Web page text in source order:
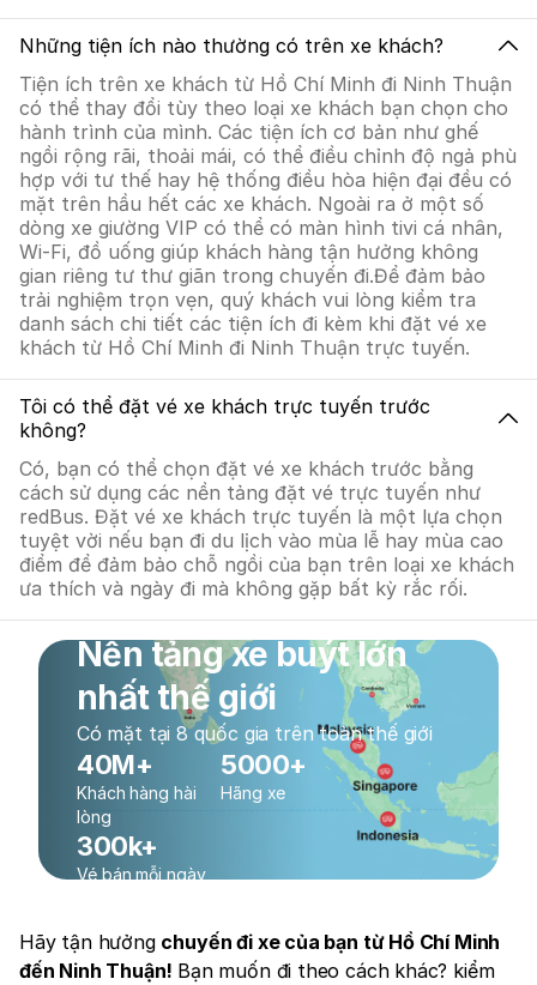
Những tiện ích nào thường có trên xe khách?
Tiện ích trên xe khách từ Hồ Chí Minh đi Ninh Thuận
có thể thay đổi tùy theo loại xe khách bạn chọn cho
hành trình của mình. Các tiện ích cơ bản như ghế
ngồi rộng rãi, thoải mái, có thể điều chỉnh độ ngả phù
hợp với tư thế hay hệ thống điều hòa hiện đại đều có
mặt trên hầu hết các xe khách. Ngoài ra ở một số
dòng xe giường VIP có thể có màn hình tivi cá nhân,
Wi-Fi, đồ uống giúp khách hàng tận hưởng không
gian riêng tư thư giãn trong chuyến đi.Để đảm bảo
trải nghiệm trọn vẹn, quý khách vui lòng kiểm tra
danh sách chi tiết các tiện ích đi kèm khi đặt vé xe
khách từ Hồ Chí Minh đi Ninh Thuận trực tuyến.
Tôi có thể đặt vé xe khách trực tuyến trước
không?
Có, bạn có thể chọn đặt vé xe khách trước bằng
cách sử dụng các nền tảng đặt vé trực tuyến như
redBus. Đặt vé xe khách trực tuyến là một lựa chọn
tuyệt vời nếu bạn đi du lịch vào mùa lễ hay mùa cao
điểm để đảm bảo chỗ ngồi của bạn trên loại xe khách
ưa thích và ngày đi mà không gặp bất kỳ rắc rối.
Nền tảng xe buýt lớn
nhất thế giới
Có mặt tại 8 quốc gia trên toàn thế giới
40M+
Khách hàng hài
lòng
5000+
Hãng xe
300k+
Vé bán mỗi ngày
Hãy tận hưởng chuyến đi xe của bạn từ Hồ Chí Minh
đến Ninh Thuận! Bạn muốn đi theo cách khác? kiểm